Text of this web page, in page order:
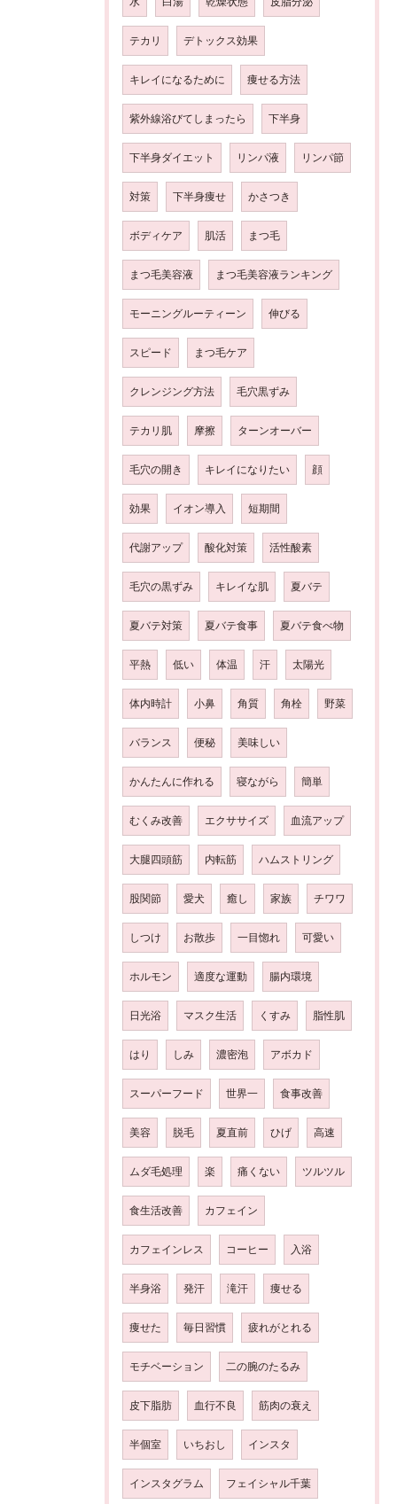
テカリ デトックス効果
キレイになるために 痩せる方法
紫外線浴びてしまったら 下半身
下半身ダイエット リンパ液 リンパ節
対策 下半身痩せ かさつき
ボディケア 肌活 まつ毛
まつ毛美容液 まつ毛美容液ランキング
モーニングルーティーン 伸びる
スピード まつ毛ケア
クレンジング方法 毛穴黒ずみ
テカリ肌 摩擦 ターンオーバー
毛穴の開き キレイになりたい 顔
効果 イオン導入 短期間
代謝アップ 酸化対策 活性酸素
毛穴の黒ずみ キレイな肌 夏バテ
夏バテ対策 夏バテ食事 夏バテ食べ物
平熱 低い 体温 汗 太陽光
体内時計 小鼻 角質 角栓 野菜
バランス 便秘 美味しい
かんたんに作れる 寝ながら 簡単
むくみ改善 エクササイズ 血流アップ
大腿四頭筋 内転筋 ハムストリング
股関節 愛犬 癒し 家族 チワワ
しつけ お散歩 一目惚れ 可愛い
ホルモン 適度な運動 腸内環境
日光浴 マスク生活 くすみ 脂性肌
はり しみ 濃密泡 アボカド
スーパーフード 世界一 食事改善
美容 脱毛 夏直前 ひげ 高速
ムダ毛処理 楽 痛くない ツルツル
食生活改善 カフェイン
カフェインレス コーヒー 入浴
半身浴 発汗 滝汗 痩せる
痩せた 毎日習慣 疲れがとれる
モチベーション 二の腕のたるみ
皮下脂肪 血行不良 筋肉の衰え
半個室 いちおし インスタ
インスタグラム フェイシャル千葉